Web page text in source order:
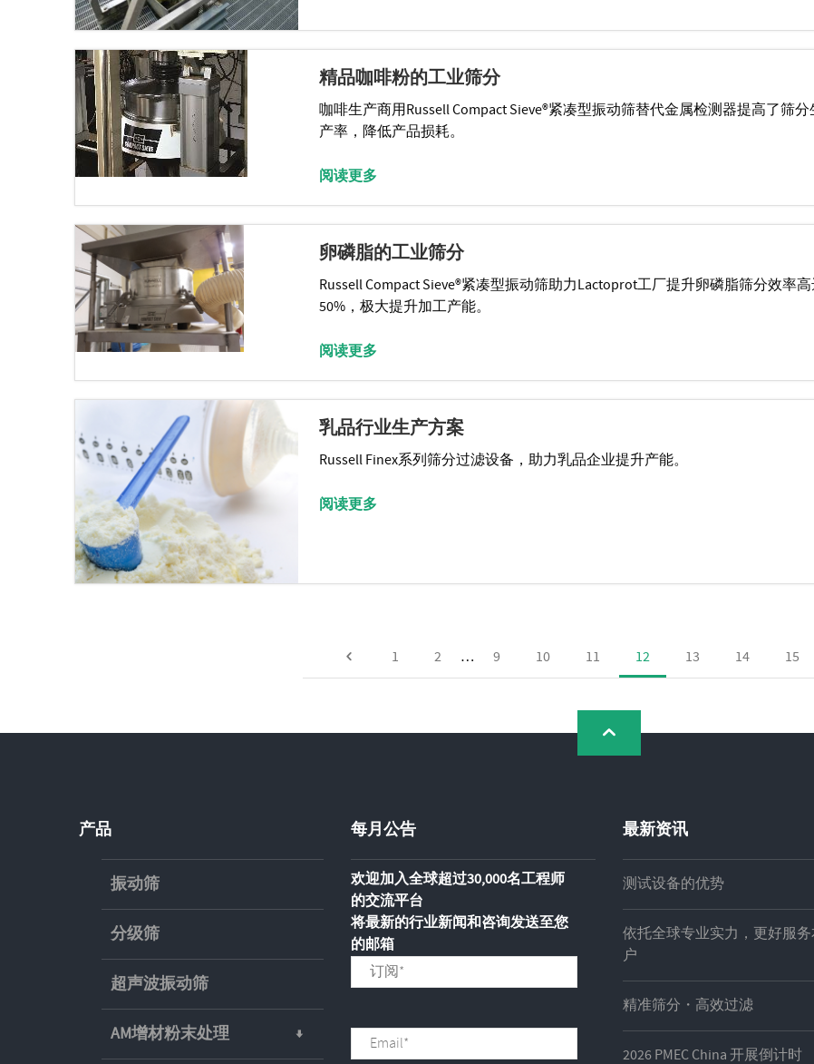
精品咖啡粉的工业筛分
咖啡生产商用Russell Compact Sieve®紧凑型振动筛替代金属检测器提高了筛分
产率，降低产品损耗。
阅读更多
卵磷脂的工业筛分
Russell Compact Sieve®紧凑型振动筛助力Lactoprot工厂提升卵磷脂筛分效率
50%，极大提升加工产能。
阅读更多
乳品行业生产方案
Russell Finex系列筛分过滤设备，助力乳品企业提升产能。
阅读更多
1 2 … 9 10 11 12 13 14 15
产品
振动筛
分级筛
超声波振动筛
AM增材粉末处理
每月公告
欢迎加入全球超过30,000名工程师
的交流平台
将最新的行业新闻和咨询发送至您
的邮箱
最新资讯
测试设备的优势
依托全球专业实力，更好服
户
精准筛分・高效过滤
2026 PMEC China 开展倒计时